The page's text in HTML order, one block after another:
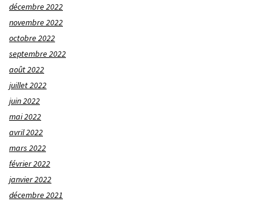
décembre 2022
novembre 2022
octobre 2022
septembre 2022
août 2022
juillet 2022
juin 2022
mai 2022
avril 2022
mars 2022
février 2022
janvier 2022
décembre 2021